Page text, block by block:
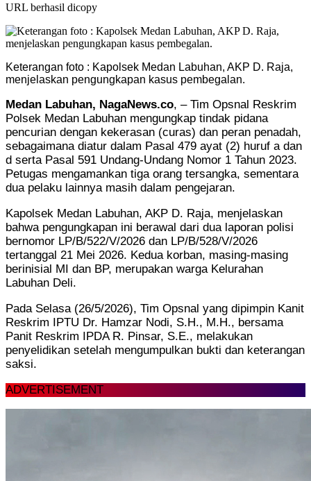
URL berhasil dicopy
Keterangan foto : Kapolsek Medan Labuhan, AKP D. Raja,
menjelaskan pengungkapan kasus pembegalan.
Medan Labuhan, NagaNews.co, – Tim Opsnal Reskrim
Polsek Medan Labuhan mengungkap tindak pidana
pencurian dengan kekerasan (curas) dan peran penadah,
sebagaimana diatur dalam Pasal 479 ayat (2) huruf a dan
d serta Pasal 591 Undang-Undang Nomor 1 Tahun 2023.
Petugas mengamankan tiga orang tersangka, sementara
dua pelaku lainnya masih dalam pengejaran.
Kapolsek Medan Labuhan, AKP D. Raja, menjelaskan
bahwa pengungkapan ini berawal dari dua laporan polisi
bernomor LP/B/522/V/2026 dan LP/B/528/V/2026
tertanggal 21 Mei 2026. Kedua korban, masing-masing
berinisial MI dan BP, merupakan warga Kelurahan
Labuhan Deli.
Pada Selasa (26/5/2026), Tim Opsnal yang dipimpin Kanit
Reskrim IPTU Dr. Hamzar Nodi, S.H., M.H., bersama
Panit Reskrim IPDA R. Pinsar, S.E., melakukan
penyelidikan setelah mengumpulkan bukti dan keterangan
saksi.
ADVERTISEMENT